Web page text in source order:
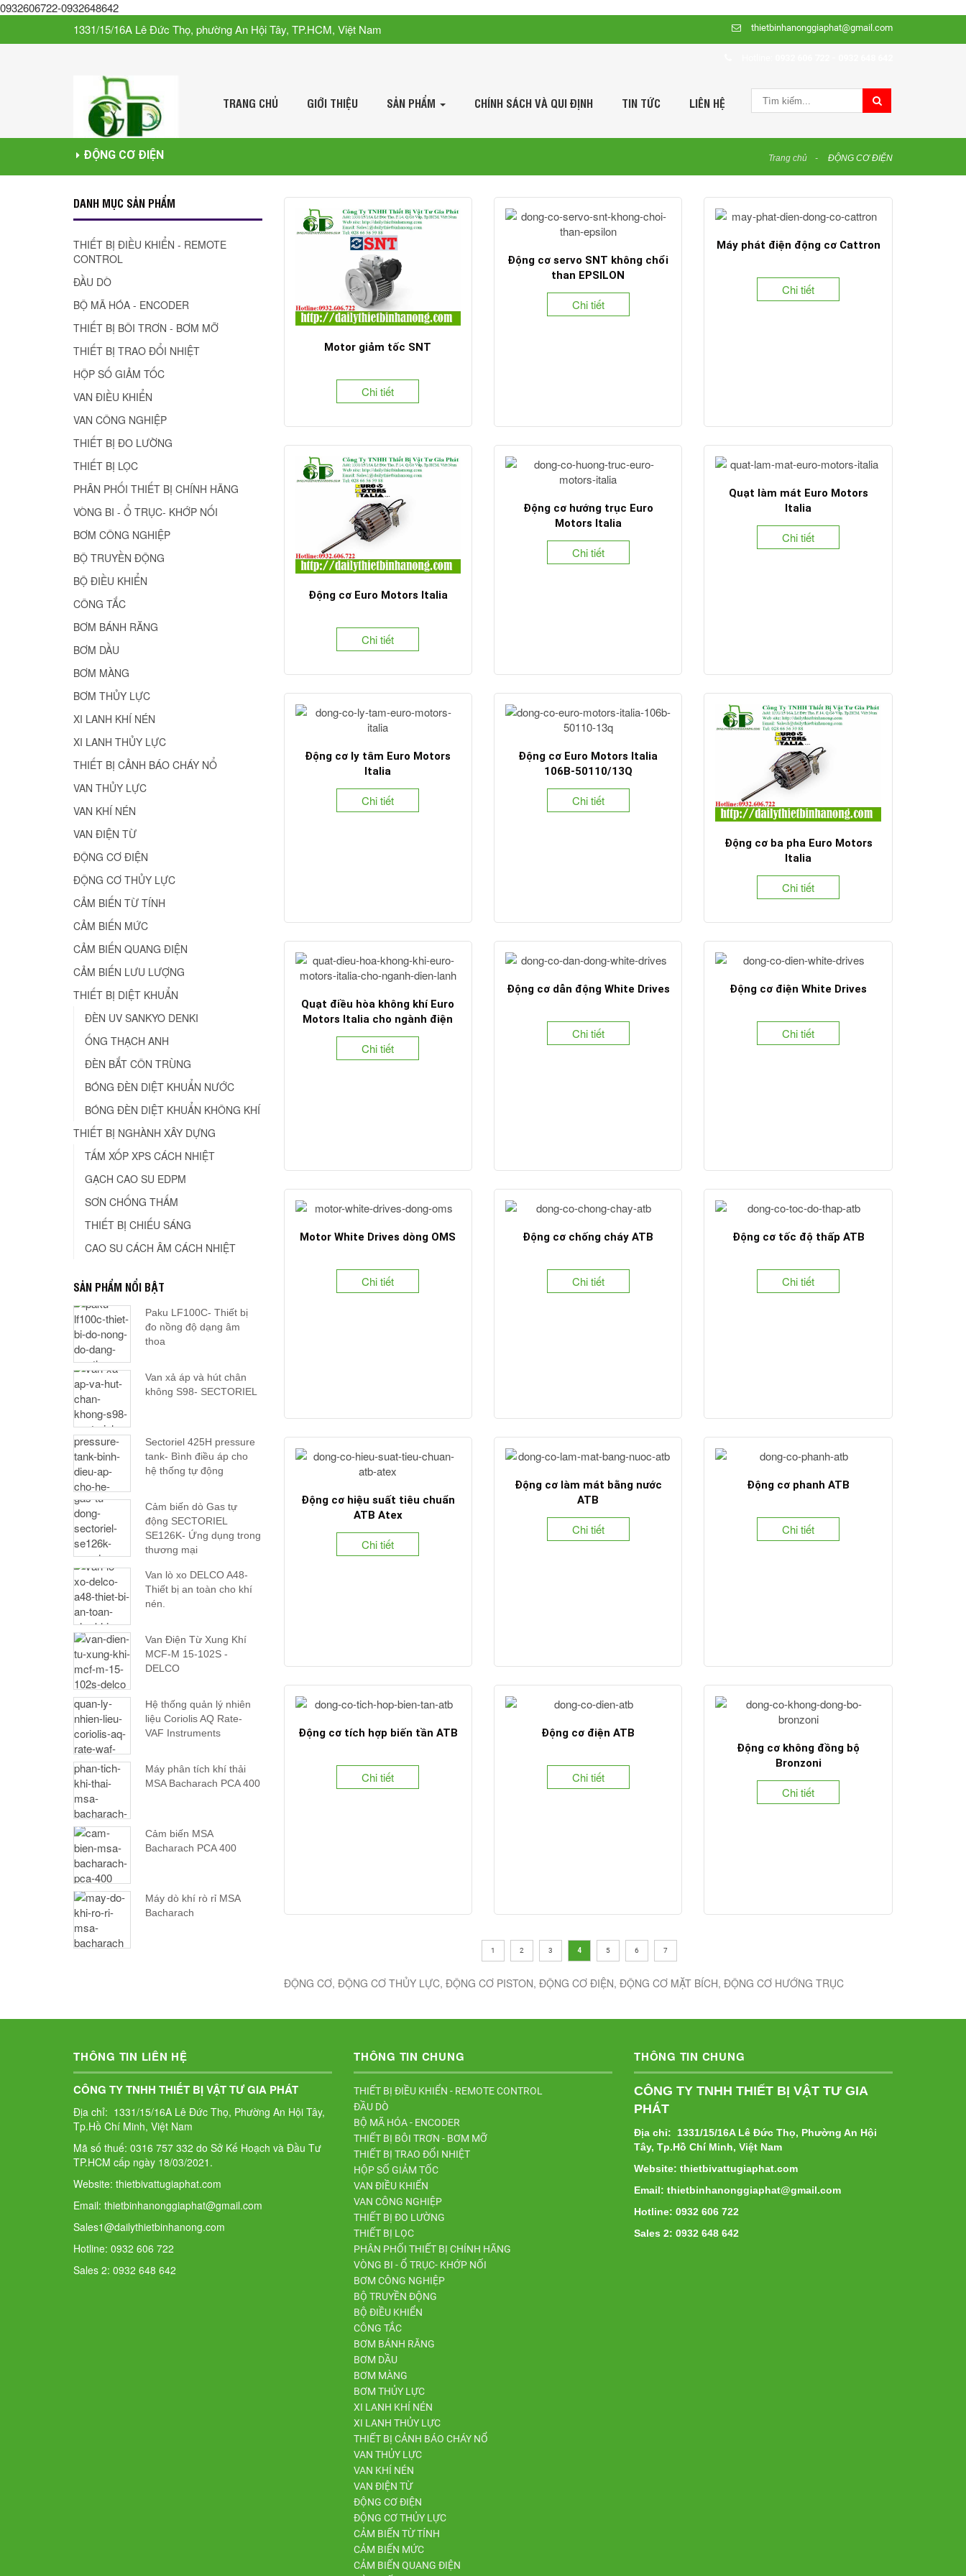
0932606722-0932648642
1331/15/16A Lê Đức Thọ, phường An Hội Tây, TP.HCM, Việt Nam
thietbinhanonggiaphat@gmail.com
TRANG CHỦ GIỚI THIỆU SẢN PHẨM CHÍNH SÁCH VÀ QUI ĐỊNH TIN TỨC LIÊN HỆ
ĐỘNG CƠ ĐIỆN Trang chủ ĐỘNG CƠ ĐIỆN
Motor giảm tốc SNT
Chi tiết
Động cơ servo SNT không chổi
than EPSILON
Chi tiết
Máy phát điện động cơ Cattron
Chi tiết
Động cơ ​Euro Motors Italia
Chi tiết
Động cơ hướng trục Euro
Motors Italia
Chi tiết
Quạt làm mát Euro Motors
Italia
Chi tiết
Động cơ ly tâm Euro Motors
Italia
Chi tiết
Động cơ Euro Motors Italia
106B-50110/13Q
Chi tiết
Động cơ ba pha Euro Motors
Italia
Chi tiết
Quạt điều hòa không khí Euro
Motors Italia cho ngành điện
lạnh
Chi tiết
Động cơ dẫn động White Drives
Chi tiết
Động cơ điện White Drives
Chi tiết
Motor White Drives dòng OMS
Chi tiết
Động cơ chống cháy ATB
Chi tiết
Động cơ tốc độ thấp ATB
Chi tiết
Động cơ hiệu suất tiêu chuẩn
ATB Atex
Chi tiết
Động cơ làm mát bằng nước
ATB
Chi tiết
Động cơ phanh ATB
Chi tiết
Động cơ tích hợp biến tần ATB
Chi tiết
Động cơ điện ATB
Chi tiết
Động cơ không đồng bộ
Bronzoni
Chi tiết
1 2 3 4 5 6 7
ĐỘNG CƠ, ĐỘNG CƠ THỦY LỰC, ĐỘNG CƠ PISTON, ĐỘNG CƠ ĐIỆN, ĐỘNG CƠ MẶT BÍCH, ĐỘNG CƠ HƯỚNG TRỤC
DANH MỤC SẢN PHẨM
THIẾT BỊ ĐIỀU KHIỂN - REMOTE
CONTROL
ĐẦU DÒ
BỘ MÃ HÓA - ENCODER
THIẾT BỊ BÔI TRƠN - BƠM MỠ
THIẾT BỊ TRAO ĐỔI NHIỆT
HỘP SỐ GIẢM TỐC
VAN ĐIỀU KHIỂN
VAN CÔNG NGHIỆP
THIẾT BỊ ĐO LƯỜNG
THIẾT BỊ LỌC
PHÂN PHỐI THIẾT BỊ CHÍNH HÃNG
VÒNG BI - Ổ TRỤC- KHỚP NỐI
BƠM CÔNG NGHIỆP
BỘ TRUYỀN ĐỘNG
BỘ ĐIỀU KHIỂN
CÔNG TẮC
BƠM BÁNH RĂNG
BƠM DẦU
BƠM MÀNG
BƠM THỦY LỰC
XI LANH KHÍ NÉN
XI LANH THỦY LỰC
THIẾT BỊ CẢNH BÁO CHÁY NỔ
VAN THỦY LỰC
VAN KHÍ NÉN
VAN ĐIỆN TỪ
ĐỘNG CƠ ĐIỆN
ĐỘNG CƠ THỦY LỰC
CẢM BIẾN TỪ TÍNH
CẢM BIẾN MỨC
CẢM BIẾN QUANG ĐIỆN
CẢM BIẾN LƯU LƯỢNG
THIẾT BỊ DIỆT KHUẨN
ĐÈN UV SANKYO DENKI
ỐNG THẠCH ANH
ĐÈN BẮT CÔN TRÙNG
BÓNG ĐÈN DIỆT KHUẨN NƯỚC
BÓNG ĐÈN DIỆT KHUẨN KHÔNG KHÍ
THIẾT BỊ NGHÀNH XÂY DỰNG
TẤM XỐP XPS CÁCH NHIỆT
GẠCH CAO SU EDPM
SƠN CHỐNG THẤM
THIẾT BỊ CHIẾU SÁNG
CAO SU CÁCH ÂM CÁCH NHIỆT
SẢN PHẨM NỔI BẬT
Paku LF100C- Thiết bị
đo nồng độ dạng âm
thoa
Van xả áp và hút chân
không S98- SECTORIEL
Sectoriel 425H pressure
tank- Bình điều áp cho
hệ thống tự động
Cảm biến dò Gas tự
động SECTORIEL
SE126K- Ứng dụng trong
thương mại
Van lò xo DELCO A48-
Thiết bị an toàn cho khí
nén.
Van Điện Từ Xung Khí
MCF-M 15-102S -
DELCO
Hệ thống quản lý nhiên
liệu Coriolis AQ Rate-
VAF Instruments
Máy phân tích khí thải
MSA Bacharach PCA 400
Cảm biến MSA
Bacharach PCA 400
Máy dò khí rò rỉ MSA
Bacharach
THÔNG TIN LIÊN HỆ
CÔNG TY TNHH THIẾT BỊ VẬT TƯ GIA PHÁT
Địa chỉ: 1331/15/16A Lê Đức Thọ, Phường An Hội Tây,
Tp.Hồ Chí Minh, Việt Nam
Mã số thuế: 0316 757 332 do Sở Kế Hoạch và Đầu Tư
TP.HCM cấp ngày 18/03/2021.
Website: thietbivattugiaphat.com
Email: thietbinhanonggiaphat@gmail.com
Sales1@dailythietbinhanong.com
Hotline: 0932 606 722
Sales 2: 0932 648 642
THÔNG TIN CHUNG
THIẾT BỊ ĐIỀU KHIỂN - REMOTE CONTROL
ĐẦU DÒ
BỘ MÃ HÓA - ENCODER
THIẾT BỊ BÔI TRƠN - BƠM MỠ
THIẾT BỊ TRAO ĐỔI NHIỆT
HỘP SỐ GIẢM TỐC
VAN ĐIỀU KHIỂN
VAN CÔNG NGHIỆP
THIẾT BỊ ĐO LƯỜNG
THIẾT BỊ LỌC
PHÂN PHỐI THIẾT BỊ CHÍNH HÃNG
VÒNG BI - Ổ TRỤC- KHỚP NỐI
BƠM CÔNG NGHIỆP
BỘ TRUYỀN ĐỘNG
BỘ ĐIỀU KHIỂN
CÔNG TẮC
BƠM BÁNH RĂNG
BƠM DẦU
BƠM MÀNG
BƠM THỦY LỰC
XI LANH KHÍ NÉN
XI LANH THỦY LỰC
THIẾT BỊ CẢNH BÁO CHÁY NỔ
VAN THỦY LỰC
VAN KHÍ NÉN
VAN ĐIỆN TỪ
ĐỘNG CƠ ĐIỆN
ĐỘNG CƠ THỦY LỰC
CẢM BIẾN TỪ TÍNH
CẢM BIẾN MỨC
CẢM BIẾN QUANG ĐIỆN
THÔNG TIN CHUNG
CÔNG TY TNHH THIẾT BỊ VẬT TƯ GIA
PHÁT
Địa chỉ: 1331/15/16A Lê Đức Thọ, Phường An Hội
Tây, Tp.Hồ Chí Minh, Việt Nam
Website: thietbivattugiaphat.com
Email: thietbinhanonggiaphat@gmail.com
Hotline: 0932 606 722
Sales 2: 0932 648 642